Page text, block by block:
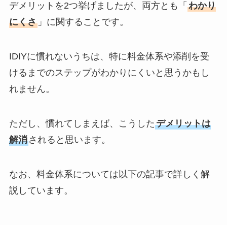
デメリットを2つ挙げましたが、両方とも「 わかり
にくさ」に関することです。
IDIYに慣れないうちは、特に料金体系や添削を受
けるまでのステップがわかりにくいと思うかもし
れません。
ただし、慣れてしまえば、こうしたデメリットは
解消されると思います。
なお、料金体系については以下の記事で詳しく解
説しています。